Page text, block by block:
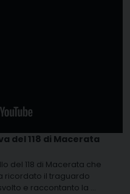
del 118 di Macerata
del 118 di Macerata che
ricordato il traguardo
e raccontanto la ...